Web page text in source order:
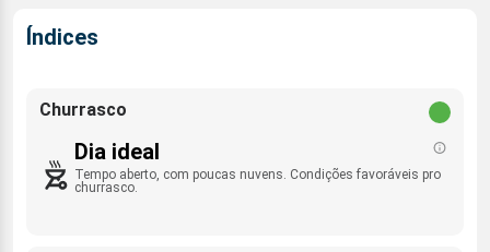
Índices
Churrasco
Dia ideal
Tempo aberto, com poucas nuvens. Condições favoráveis pro
churrasco.